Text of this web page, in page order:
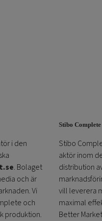
i den
. Bolaget
och är
Vi
och
produktion.
Stibo Complete
Stibo
aktör inom
distribution
vill leverera
maximal
Better